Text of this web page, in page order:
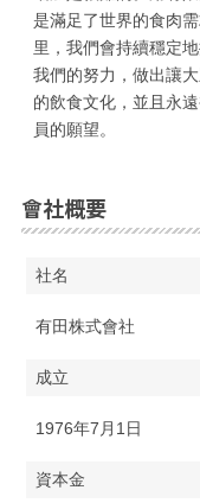
是滿足了世界的食肉
里，我們會持續穩定
我們的努力，做出讓
的飲食文化，並且永
員的願望。
會社概要
社名
有田株式會社
成立
1976年7月1日
資本金